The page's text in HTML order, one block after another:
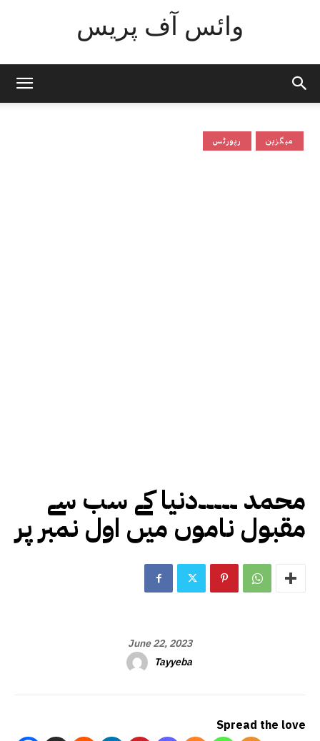
وائس آف پریس
رپورٹس میگزین
محمد ۔۔۔۔۔دنیا کے سب سے
مقبول ناموں میں اول نمبر پر
June 22, 2023
Tayyeba
Spread the love